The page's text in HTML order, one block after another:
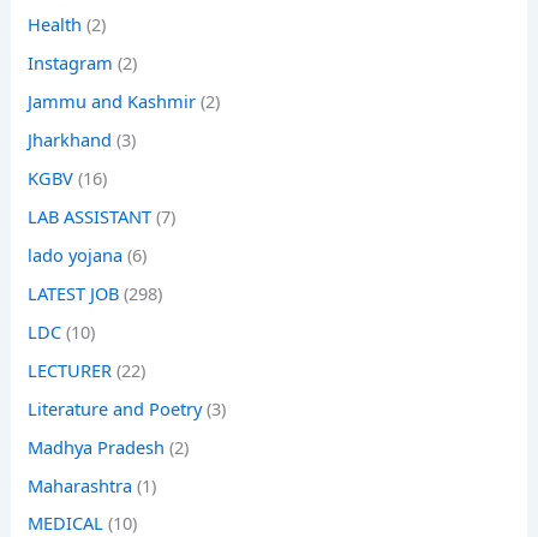
Health (2)
Instagram (2)
Jammu and Kashmir (2)
Jharkhand (3)
KGBV (16)
LAB ASSISTANT (7)
lado yojana (6)
LATEST JOB (298)
LDC (10)
LECTURER (22)
Literature and Poetry(3)
Madhya Pradesh (2)
Maharashtra (1)
MEDICAL (10)